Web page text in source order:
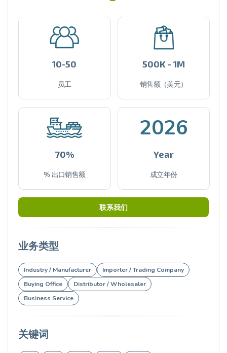
10-50
员工
500K - 1M
销售额（美元）
70%
% 出口销售额
2026
Year
成立年份
联系我们
业务类型
Industry / Manufacturer
Importer / Trading Company
Buying Office
Distributor / Wholesaler
Business Service
关键词